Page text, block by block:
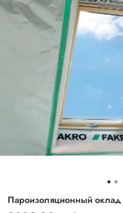
Пароизоляционный оклад